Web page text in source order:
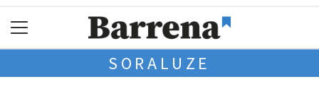
SORALUZE